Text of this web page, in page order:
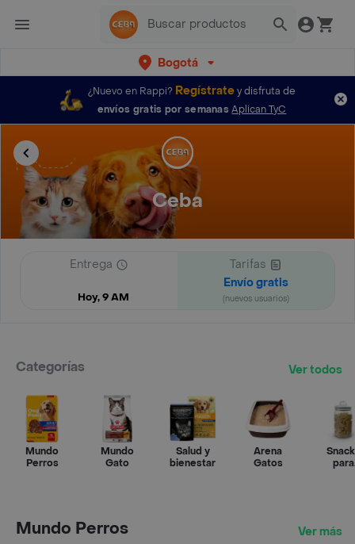
Bogotá
¿Nuevo en Rappi? Regístratey disfruta de
envíos gratis por semanas Aplican TyC
Ceba
Entrega
Hoy, 9 AM
Tarifas
Envío gratis
(nuevos usuarios)
Categorías Ver todos
Mundo
Perros
Mundo
Gato
Salud y
bienestar
Arena
Gatos
para
Mundo Perros Ver más